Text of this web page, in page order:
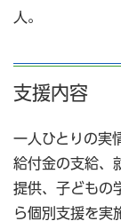
人。
支援内容
一人ひとりの実
給付金の支給、
提供、子どもの
ら個別支援を実